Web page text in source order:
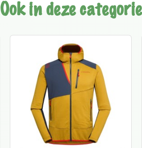
Ook in deze categorie